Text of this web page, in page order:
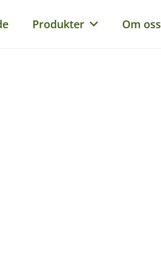
Produkter Om oss